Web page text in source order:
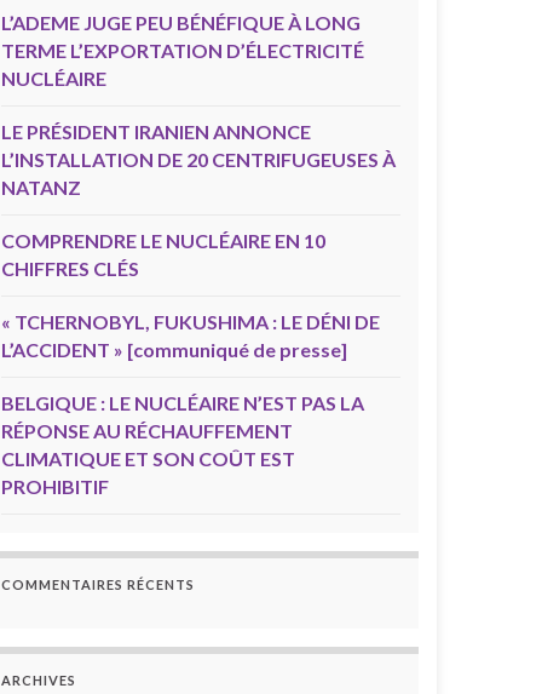
L’ADEME JUGE PEU BÉNÉFIQUE À LONG
TERME L’EXPORTATION D’ÉLECTRICITÉ
NUCLÉAIRE
LE PRÉSIDENT IRANIEN ANNONCE
L’INSTALLATION DE 20 CENTRIFUGEUSES À
NATANZ
COMPRENDRE LE NUCLÉAIRE EN 10
CHIFFRES CLÉS
« TCHERNOBYL, FUKUSHIMA : LE DÉNI DE
L’ACCIDENT » [communiqué de presse]
BELGIQUE : LE NUCLÉAIRE N’EST PAS LA
RÉPONSE AU RÉCHAUFFEMENT
CLIMATIQUE ET SON COÛT EST
PROHIBITIF
COMMENTAIRES RÉCENTS
ARCHIVES